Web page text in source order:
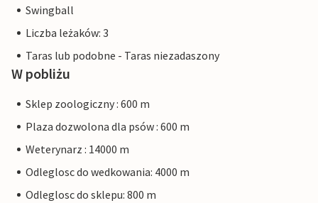
Swingball
Liczba leżaków: 3
Taras lub podobne - Taras niezadaszony
W pobliżu
Sklep zoologiczny : 600 m
Plaza dozwolona dla psów : 600 m
Weterynarz : 14000 m
Odleglosc do wedkowania: 4000 m
Odleglosc do sklepu: 800 m